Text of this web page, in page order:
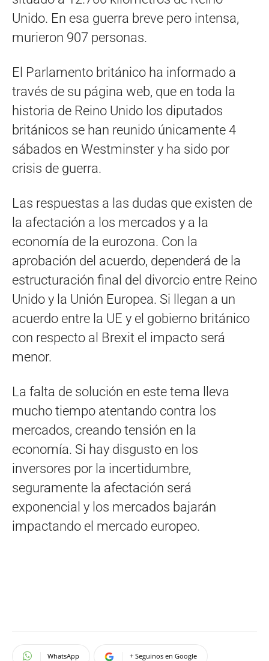
Unido. En esa guerra breve pero intensa,
murieron 907 personas.
El Parlamento británico ha informado a
través de su página web, que en toda la
historia de Reino Unido los diputados
británicos se han reunido únicamente 4
sábados en Westminster y ha sido por
crisis de guerra.
Las respuestas a las dudas que existen de
la afectación a los mercados y a la
economía de la eurozona. Con la
aprobación del acuerdo, dependerá de la
estructuración final del divorcio entre Reino
Unido y la Unión Europea. Si llegan a un
acuerdo entre la UE y el gobierno británico
con respecto al Brexit el impacto será
menor.
La falta de solución en este tema lleva
mucho tiempo atentando contra los
mercados, creando tensión en la
economía. Si hay disgusto en los
inversores por la incertidumbre,
seguramente la afectación será
exponencial y los mercados bajarán
impactando el mercado europeo.
WhatsApp + Seguinos en Google